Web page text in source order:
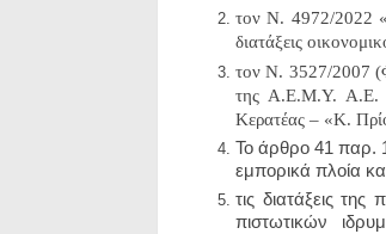
τον Ν. 4972/2022
διατάξεις
τον Ν. 3527/2007
της Α.Ε.Μ.Υ. Α.Ε.
Κερατέας – «Κ.
Το άρθρο 41 παρ.
εμπορικά πλοία
τις διατάξεις
πιστωτικών